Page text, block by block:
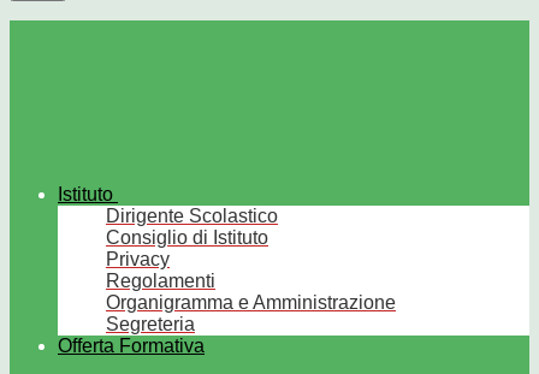
Istituto
Dirigente Scolastico
Consiglio di Istituto
Privacy
Regolamenti
Organigramma e Amministrazione
Segreteria
Offerta Formativa